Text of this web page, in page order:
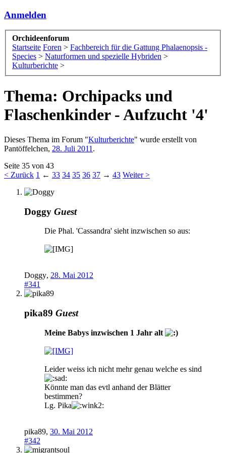
Anmelden
Orchideenforum
Startseite Foren > Fachbereich für die Gattung Phalaenopsis -
Species > Naturformen und spezielle Hybriden >
Kulturberichte >
Thema: Orchipacks und
Flaschenkinder - Aufzucht '4'
Dieses Thema im Forum "Kulturberichte" wurde erstellt von
Pantöffelchen, 28. Juli 2011 .
Seite 35 von 43
< Zurück 1 ← 33 34 35 36 37 → 43 Weiter >
Doggy Guest
Die Phal. 'Cassandra' sieht inzwischen so aus:
Doggy, 28. Mai 2012
#341
pika89 Guest
Meine Babys inzwischen 1 Jahr alt
Leider weiss ich nicht mehr genau welche es sind
Könnte man das evtl anhand der Blätter
bestimmen?
Lg. Pika
pika89, 30. Mai 2012
#342